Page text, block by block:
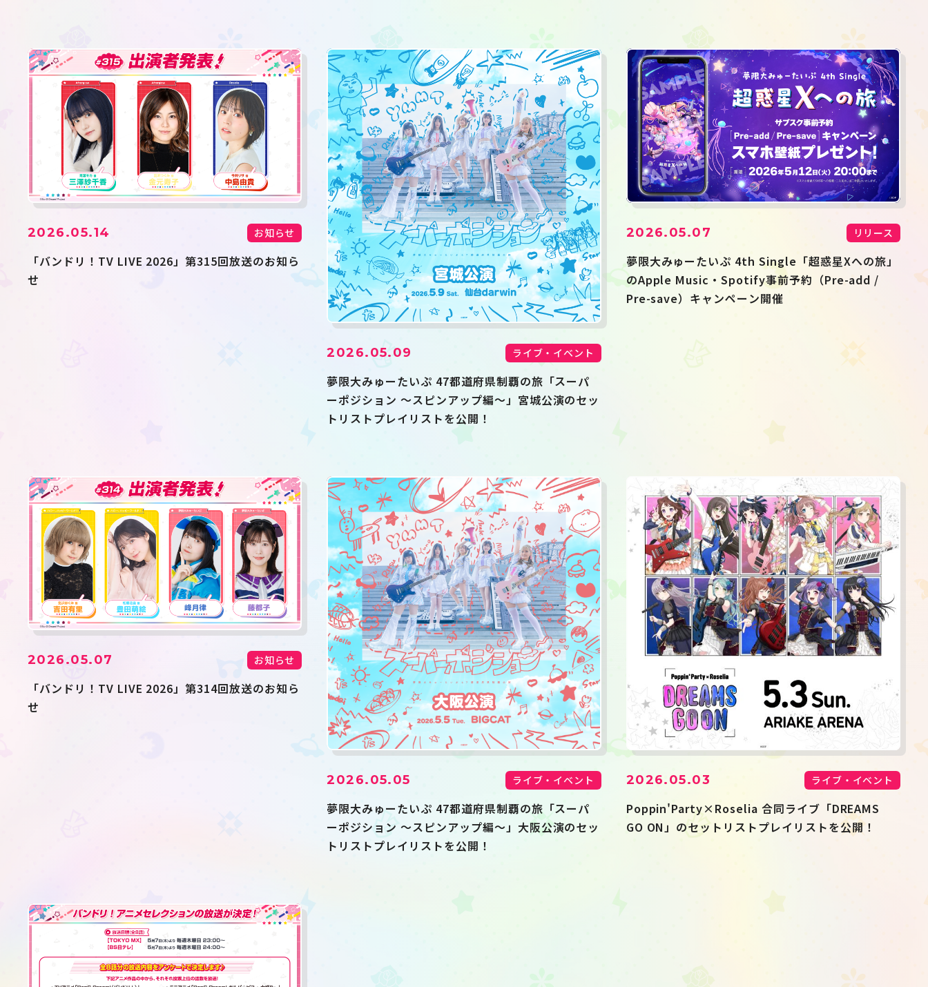
2026.05.14 お知らせ
「バンドリ！TV LIVE 2026」第315回放送のお知ら
せ
2026.05.09 ライブ・イベント
夢限大みゅーたいぷ 47都道府県制覇の旅「スーパ
ーポジション 〜スピンアップ編〜」宮城公演のセッ
トリストプレイリストを公開！
2026.05.07 リリース
夢限大みゅーたいぷ 4th Single「超惑星Xへの旅」
のApple Music・Spotify事前予約（Pre-add /
Pre-save）キャンペーン開催
2026.05.07 お知らせ
「バンドリ！TV LIVE 2026」第314回放送のお知ら
せ
2026.05.05 ライブ・イベント
夢限大みゅーたいぷ 47都道府県制覇の旅「スーパ
ーポジション 〜スピンアップ編〜」大阪公演のセッ
トリストプレイリストを公開！
2026.05.03 ライブ・イベント
Poppin'Party×Roselia 合同ライブ「DREAMS
GO ON」のセットリストプレイリストを公開！